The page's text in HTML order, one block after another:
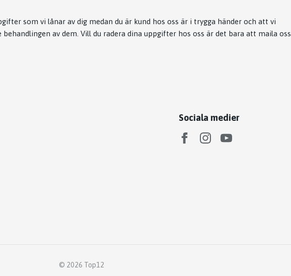
som vi lånar av dig medan du är kund hos oss är i trygga händer och att vi
av dem. Vill du radera dina uppgifter hos oss är det bara att maila oss
Sociala medier
© 2026 Top12